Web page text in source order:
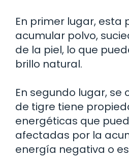
En primer lugar, esta
acumular polvo,
de la piel, lo que
brillo natural.
En segundo lugar, se
de tigre tiene
energéticas que
afectadas por la
energía negativa o